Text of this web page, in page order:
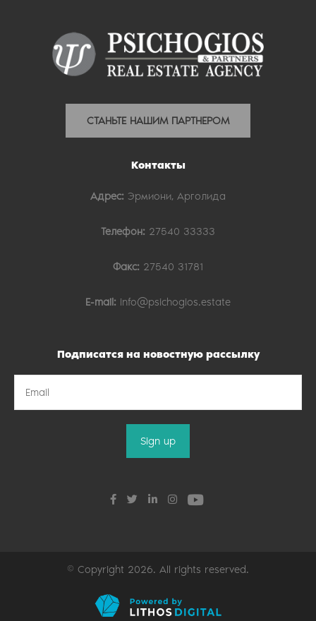
СТАНЬТЕ НАШИМ ПАРТНЕРОМ
Контакты
Адрес: Эрмиони, Арголида
Телефон: 27540 33333
Факс: 27540 31781
E-mail: info@psichogios.estate
Подписатся на новостную рассылку
© Copyright 2026. All rights reserved.